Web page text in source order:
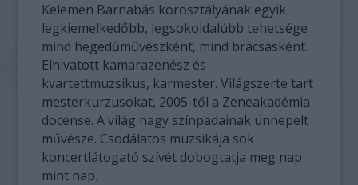
Kelemen Barnabás korosztályának egyik
legkiemelkedőbb, legsokoldalúbb tehetsége
mind hegedűművészként, mind brácsásként.
Elhivatott kamarazenész és
kvartettmuzsikus, karmester. Világszerte tart
mesterkurzusokat, 2005-től a Zeneakadémia
docense. A világ nagy színpadainak ünnepelt
művésze. Csodálatos muzsikája sok
koncertlátogató szívét dobogtatja meg nap
mint nap.